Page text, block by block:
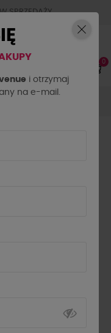
SPRZEDAŻY
0
Tulia By o la la...!
i otrzymaj
na e-mail.